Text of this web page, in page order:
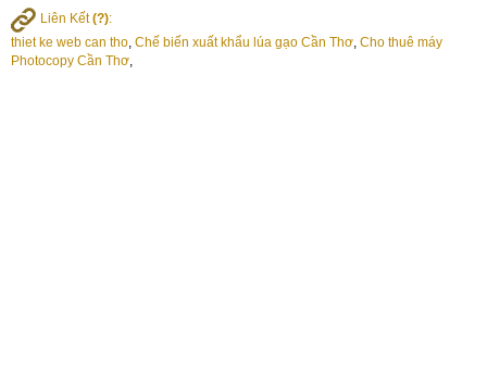
Liên Kết(?):
thiet ke web can tho Chế biến xuất khẩu lúa gạo Cần Thơ Cho thuê máy
Photocopy Cần Thơ